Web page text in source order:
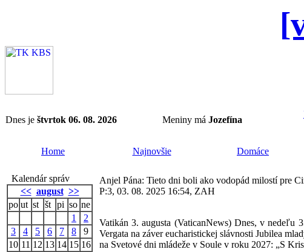
Dnes je štvrtok 06. 08. 2026 Meniny má Jozefína
Home Najnovšie Domáce
Kalendár správ
<< august >>
po ut st št pi so ne
1
2
3
4 5 6 7 8
9
10 11 12 13 14 15 16
Anjel Pána: Tieto dni boli ako vodopád milostí pre
P:3, 03. 08. 2025 16:54, ZAH
Vatikán 3. augusta (VaticanNews) Dnes, v nedeľu
Vergata na záver eucharistickej slávnosti Jubilea
na Svetové dni mládeže v Soule v roku 2027: „S